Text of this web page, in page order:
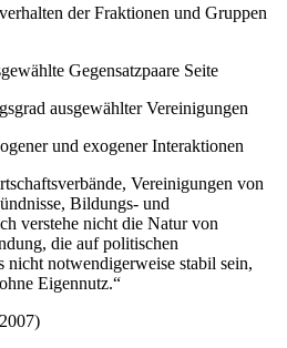
der Fraktionen und Gruppen
Gegensatzpaare Seite
ausgewählter Vereinigungen
und exogener Interaktionen
Vereinigungen von
Bildungs- und
verstehe nicht die Natur von
die auf politischen
nicht notwendigerweise stabil sein,
Eigennutz.“